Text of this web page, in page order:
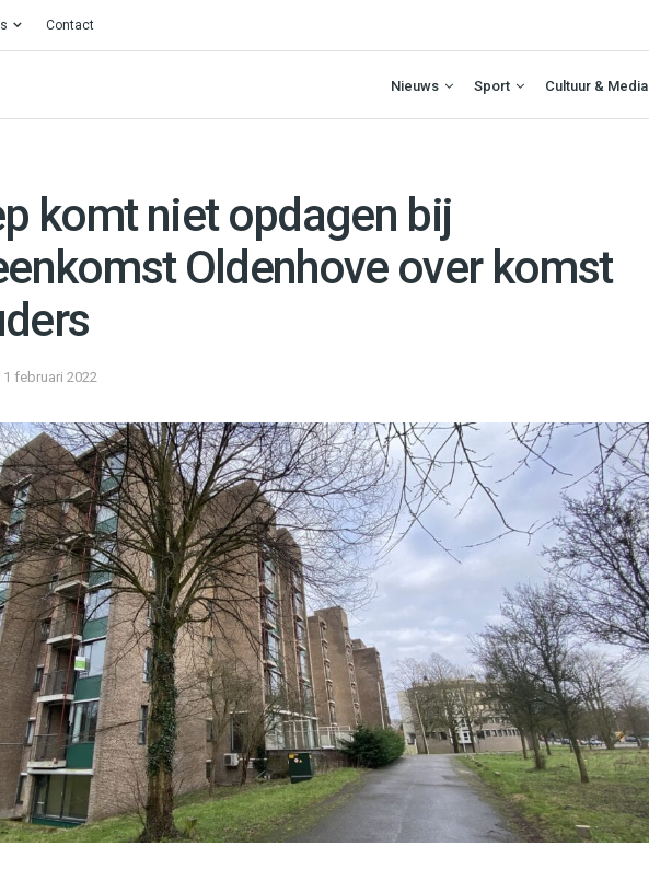
Contact
Nieuws Sport Cultuur & Media
komt niet opdagen bij
Oldenhove over komst
1 februari 2022